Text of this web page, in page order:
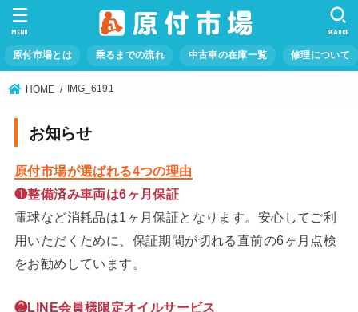
原付市場とは 乗るまでの流れ 中古車の在庫一覧 修理について
SEARCH
MENU
HOME IMG_6191
お知らせ
原付市場が選ばれる4つの理由
❶整備済み車両は6ヶ月保証
電球など消耗品は1ヶ月保証となります。安心してご利
用いただくために、保証期間が切れる直前の6ヶ月点検
をお勧めしています。
❷LINE会員様限定オイルサービス